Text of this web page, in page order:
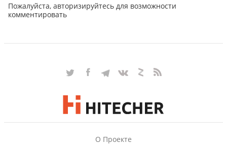
Пожалуйста, авторизируйтесь для возможности
комментировать
О Проекте